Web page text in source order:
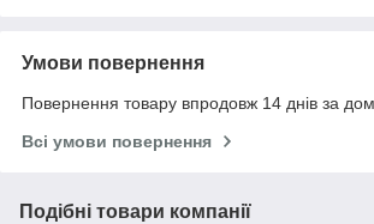
Умови повернення
Повернення товару впродовж 14 днів за
Всі умови повернення
Подібні товари компанії